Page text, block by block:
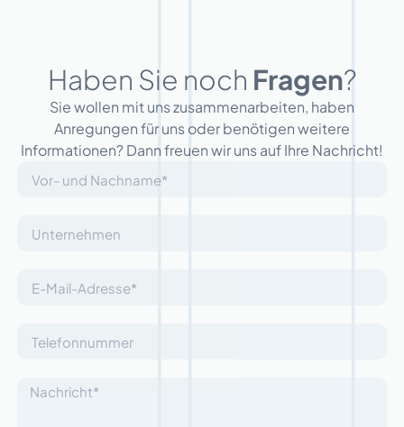
Haben Sie noch Fragen?
Sie wollen mit uns zusammenarbeiten, haben
Anregungen für uns oder benötigen weitere
Informationen? Dann freuen wir uns auf Ihre Nachricht!